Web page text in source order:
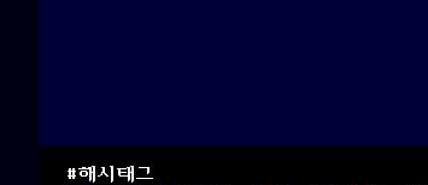
#해시태그